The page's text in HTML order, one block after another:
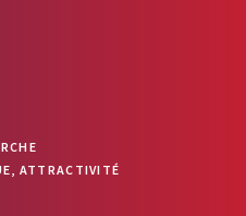
ATTRACTIVITÉ